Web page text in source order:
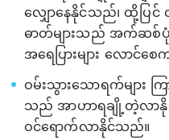
လျှောနေနိုင်သည်၊ ထို့ပြင်
ဓာတ်များသည် အက်ဆစ်ပုံစံ
အရေပြားများ လောင်စ
ဝမ်းသွားသောရက်များ
သည် အာဟာရချို့တဲ့လာနိုင်ပ
ဝင်ရောက်လာနိုင်သည်။